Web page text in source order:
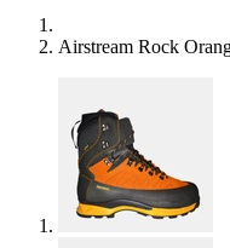
Airstream Rock